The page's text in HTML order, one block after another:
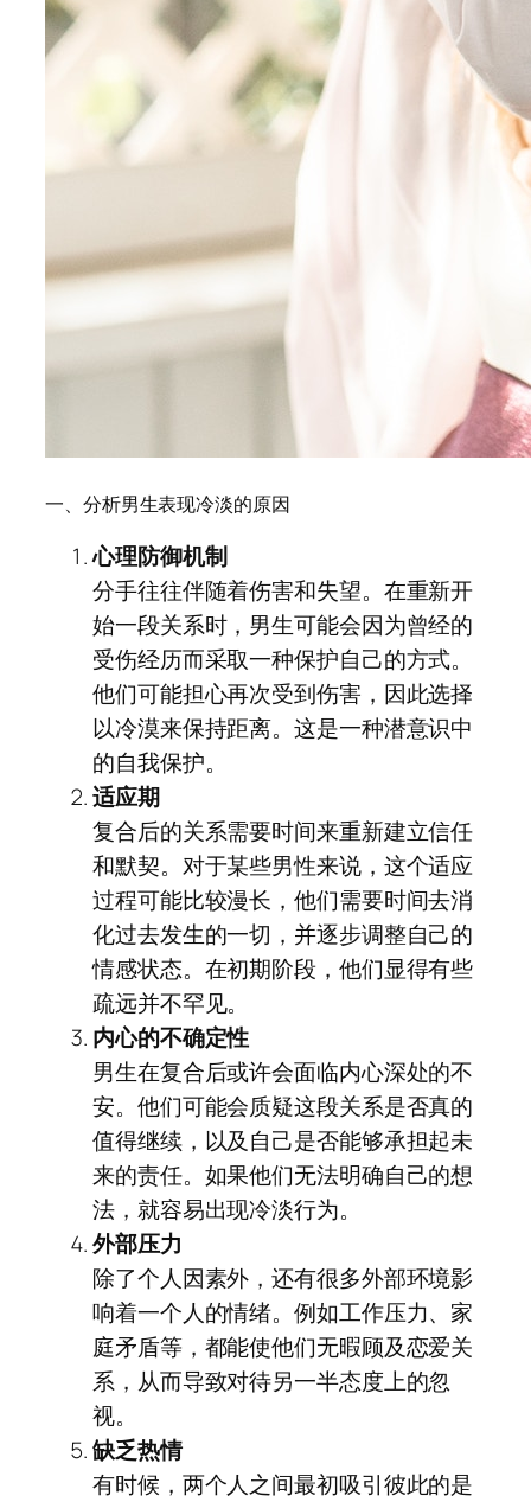
一、分析男生表现冷淡的原因
心理防御机制
分手往往伴随着伤害和失望。在重新开
始一段关系时，男生可能会因为曾经的
受伤经历而采取一种保护自己的方式。
他们可能担心再次受到伤害，因此选择
以冷漠来保持距离。这是一种潜意识中
的自我保护。
适应期
复合后的关系需要时间来重新建立信任
和默契。对于某些男性来说，这个适应
过程可能比较漫长，他们需要时间去消
化过去发生的一切，并逐步调整自己的
情感状态。在初期阶段，他们显得有些
疏远并不罕见。
内心的不确定性
男生在复合后或许会面临内心深处的不
安。他们可能会质疑这段关系是否真的
值得继续，以及自己是否能够承担起未
来的责任。如果他们无法明确自己的想
法，就容易出现冷淡行为。
外部压力
除了个人因素外，还有很多外部环境影
响着一个人的情绪。例如工作压力、家
庭矛盾等，都能使他们无暇顾及恋爱关
系，从而导致对待另一半态度上的忽
视。
缺乏热情
有时候，两个人之间最初吸引彼此的是